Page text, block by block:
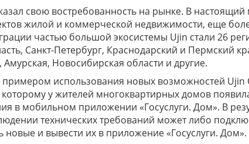
свою востребованность на рынке. В
жилой и коммерческой недвижимости, еще
частью большой экосистемы Ujin стали 26
Санкт-Петербург, Краснодарский и Пермский
Новосибирская области и другие.
использования новых возможностей Ujin
у жителей многоквартирных домов
в мобильном приложении «Госуслуги. Дом». В
технических требований может либо
новые и вывести их в приложение «Госуслуги. Дом».